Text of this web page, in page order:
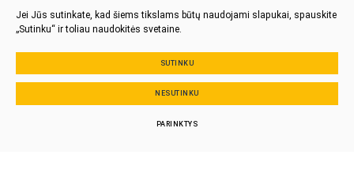
Slapukų parinktys
Jei Jūs sutinkate, kad šiems tikslams būtų naudojami slapukai, spauskite
„Sutinku“ ir toliau naudokitės svetaine.
SUTINKU
NESUTINKU
PARINKTYS